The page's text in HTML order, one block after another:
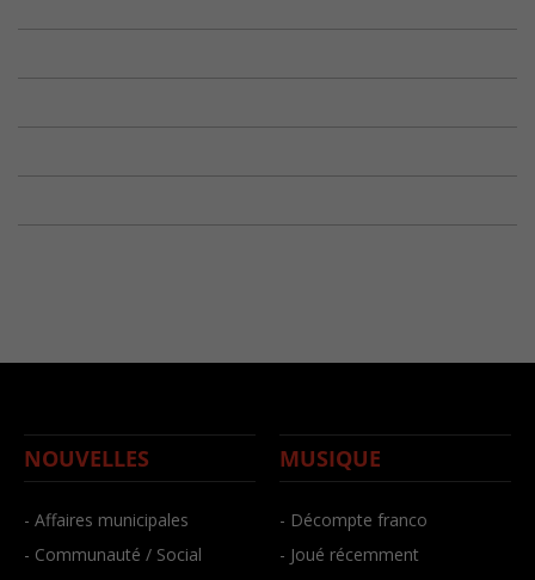
NOUVELLES
- Affaires municipales
- Communauté / Social
MUSIQUE
- Décompte franco
- Joué récemment